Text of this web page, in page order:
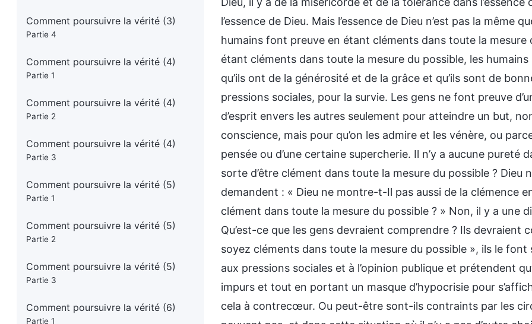
Comment poursuivre la vérité (3)
Partie 4
Comment poursuivre la vérité (4)
Partie 1
Comment poursuivre la vérité (4)
Partie 2
Comment poursuivre la vérité (4)
Partie 3
Comment poursuivre la vérité (5)
Partie 1
Comment poursuivre la vérité (5)
Partie 2
Comment poursuivre la vérité (5)
Partie 3
Comment poursuivre la vérité (6)
Partie 1